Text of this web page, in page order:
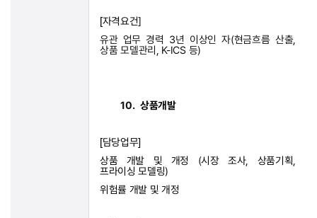
[자격요건]
유관 업무 경력 3년 이상인 자(현금흐름 산출
상품 모델관리 , K-ICS 등)
10. 상품개발
[담당업무]
상품 개발 및 개정 (시장 조사, 상품기획
프라이싱 모델링)
위험률 개발 및 개정